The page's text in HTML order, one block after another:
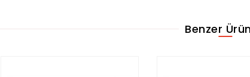
Benzer